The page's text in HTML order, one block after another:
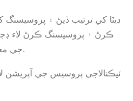
ڊيٽا کي ترتيب ڏيڻ ۽ پروسيسنگ
ڪرڻ ۽ پروسيسنگ ڪرڻ لاء
جي معيار کي ترتيب ڏيو.
ٽيڪنالاجي پروسيس جي آپريشن